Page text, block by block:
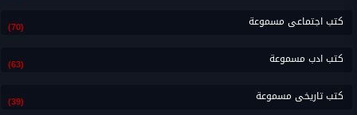
كتب اجتماعى مسموعة (70)
كتب ادب مسموعة (63)
كتب تاريخى مسموعة (39)